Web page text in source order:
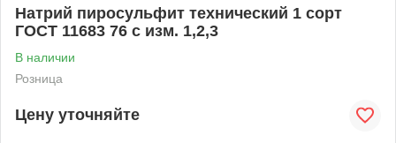
Натрий пиросульфит технический 1 сорт
ГОСТ 11683 76 с изм. 1,2,3
В наличии
Розница
Цену уточняйте